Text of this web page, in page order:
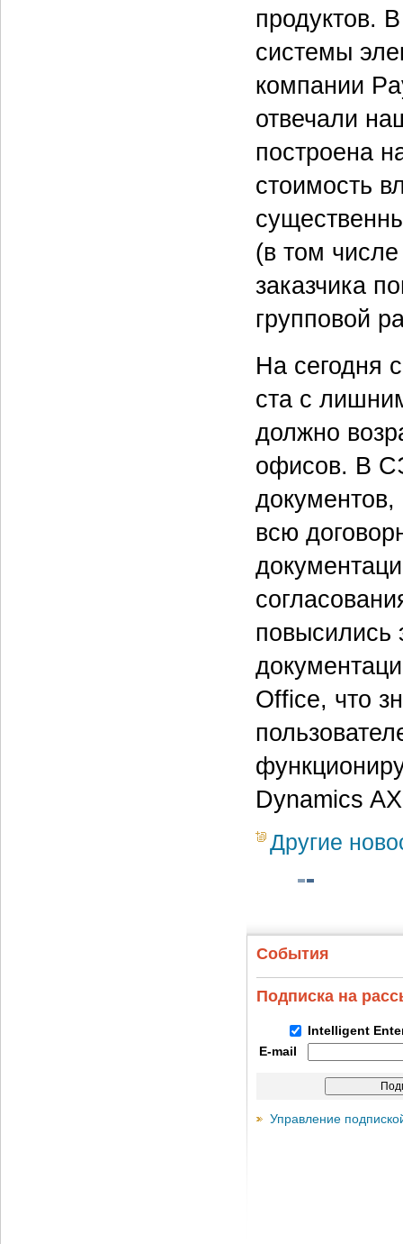
продуктов.
системы
компании
отвечали
построена
стоимость
(в том
заказчика
групповой
На сегодня
ста с
должно
офисов. В
документов,
всю
повысились
Office, что
Dynamics
Другие
События
Подписка на
Intelligent
E-mail
Управление